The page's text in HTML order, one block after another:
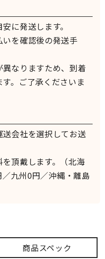
商品スペック
に発送します。
を確認後の発送手
なりますため、到着
。ご了承くださいま
会社を選択してお送
頂戴します。（北海
九州0円／沖縄・離島